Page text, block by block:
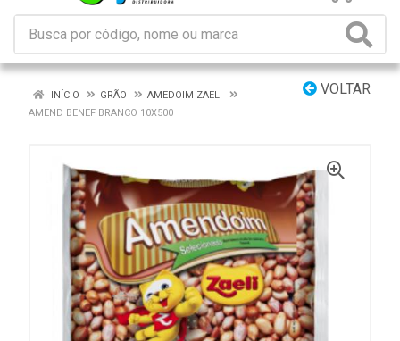
VOLTAR
INÍCIO GRÃO
AMEDOIM ZAELI
AMEND BENEF BRANCO 10X500